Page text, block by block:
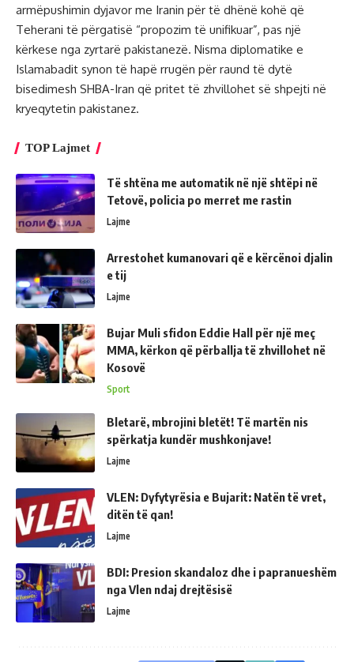
armëpushimin dyjavor me Iranin për të dhënë kohë që
Teherani të përgatisë “propozim të unifikuar”, pas një
kërkese nga zyrtarë pakistanezë. Nisma diplomatike e
Islamabadit synon të hapë rrugën për raund të dytë
bisedimesh SHBA-Iran që pritet të zhvillohet së shpejti në
kryeqytetin pakistanez.
TOP Lajmet
Të shtëna me automatik në një shtëpi në
Tetovë, policia po merret me rastin
Lajme
Arrestohet kumanovari që e kërcënoi djalin
e tij
Lajme
Bujar Muli sfidon Eddie Hall për një meç
MMA, kërkon që përballja të zhvillohet në
Kosovë
Sport
Bletarë, mbrojini bletët! Të martën nis
spërkatja kundër mushkonjave!
Lajme
VLEN: Dyfytyrësia e Bujarit: Natën të vret,
ditën të qan!
Lajme
BDI: Presion skandaloz dhe i papranueshëm
nga Vlen ndaj drejtësisë
Lajme